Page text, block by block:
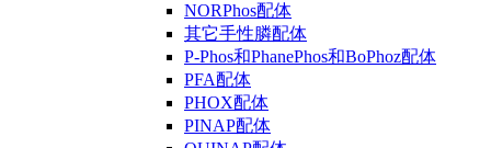
NORPhos配体
其它手性膦配体
P-Phos和PhanePhos和BoPhoz配体
PFA配体
PHOX配体
PINAP配体